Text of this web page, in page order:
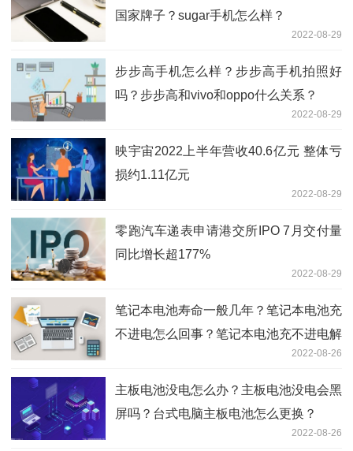
国家牌子？sugar手机怎么样？
2022-08-29
步步高手机怎么样？步步高手机拍照好
吗？步步高和vivo和oppo什么关系？
2022-08-29
映宇宙2022上半年营收40.6亿元 整体亏
损约1.11亿元
2022-08-29
零跑汽车递表申请港交所IPO 7月交付量
同比增长超177%
2022-08-29
笔记本电池寿命一般几年？笔记本电池充
不进电怎么回事？笔记本电池充不进电解
2022-08-26
主板电池没电怎么办？主板电池没电会黑
屏吗？台式电脑主板电池怎么更换？
2022-08-26